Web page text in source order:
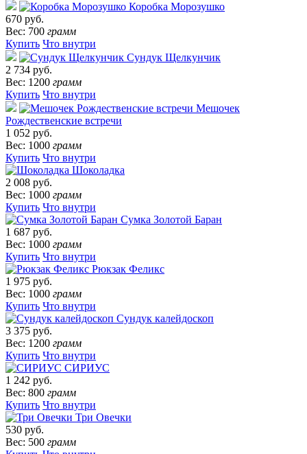
Коробка Морозушко
670 руб.
Вес: 700 грамм
Купить Что внутри
Сундук Щелкунчик
2 734 руб.
Вес: 1200 грамм
Купить Что внутри
Мешочек
Рождественские встречи
1 052 руб.
Вес: 1000 грамм
Купить Что внутри
Шоколадка
2 008 руб.
Вес: 1000 грамм
Купить Что внутри
Сумка Золотой Баран
1 687 руб.
Вес: 1000 грамм
Купить Что внутри
Рюкзак Феликс
1 975 руб.
Вес: 1000 грамм
Купить Что внутри
Сундук калейдоскоп
3 375 руб.
Вес: 1200 грамм
Купить Что внутри
СИРИУС
1 242 руб.
Вес: 800 грамм
Купить Что внутри
Три Овечки
530 руб.
Вес: 500 грамм